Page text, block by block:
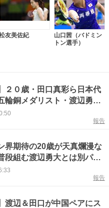
友美佐紀
山口茜（バドミン
トン選手）
２０歳・田口真彩ら日本代
銅メダリスト・渡辺勇大
で活躍
報告
界期待の20歳が天真爛漫な
組む渡辺勇大とは別パー
最強のツヨカワ女子です
報告
渡辺＆田口が中国ペアにス